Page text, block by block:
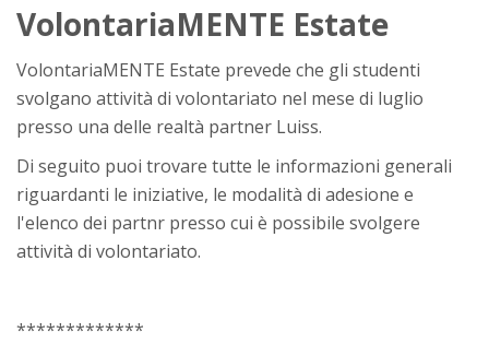
Aule/Rooms
Faculty
Biblioteca
Media & Resources
VolontariaMENTE Estate
VolontariaMENTE Estate prevede che gli studenti
svolgano attività di volontariato nel mese di luglio
presso una delle realtà partner Luiss.
Di seguito puoi trovare tutte le informazioni generali
riguardanti le iniziative, le modalità di adesione e
l'elenco dei partnr presso cui è possibile svolgere
attività di volontariato.
*************